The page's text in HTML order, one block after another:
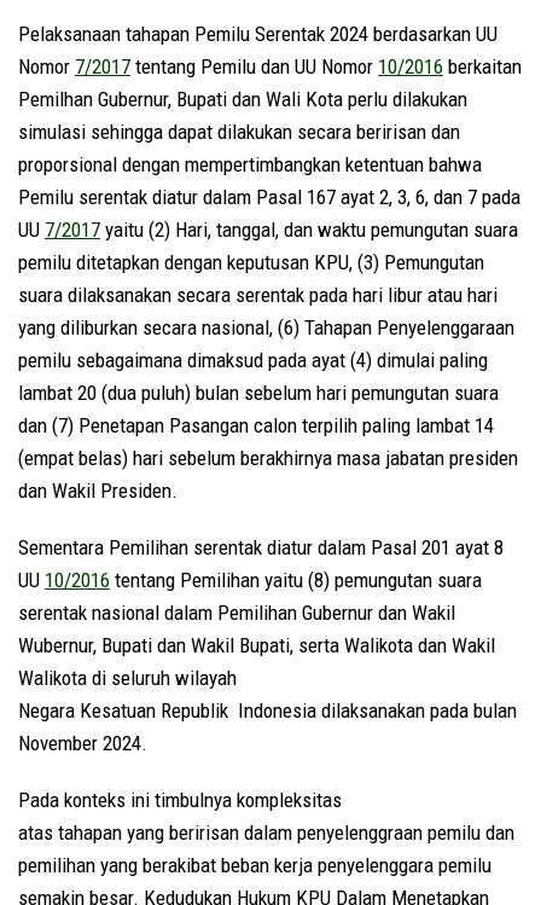
Pelaksanaan tahapan Pemilu Serentak 2024 berdasarkan UU
Nomor 7/2017 tentang Pemilu dan UU Nomor 10/2016 berkaitan
Pemilhan Gubernur, Bupati dan Wali Kota perlu dilakukan
simulasi sehingga dapat dilakukan secara beririsan dan
proporsional dengan mempertimbangkan ketentuan bahwa
Pemilu serentak diatur dalam Pasal 167 ayat 2, 3, 6, dan 7 pada
UU 7/2017 yaitu (2) Hari, tanggal, dan waktu pemungutan suara
pemilu ditetapkan dengan keputusan KPU, (3) Pemungutan
suara dilaksanakan secara serentak pada hari libur atau hari
yang diliburkan secara nasional, (6) Tahapan Penyelenggaraan
pemilu sebagaimana dimaksud pada ayat (4) dimulai paling
lambat 20 (dua puluh) bulan sebelum hari pemungutan suara
dan (7) Penetapan Pasangan calon terpilih paling lambat 14
(empat belas) hari sebelum berakhirnya masa jabatan presiden
dan Wakil Presiden.
Sementara Pemilihan serentak diatur dalam Pasal 201 ayat 8
UU 10/2016 tentang Pemilihan yaitu (8) pemungutan suara
serentak nasional dalam Pemilihan Gubernur dan Wakil
Wubernur, Bupati dan Wakil Bupati, serta Walikota dan Wakil
Walikota di seluruh wilayah
Negara Kesatuan Republik Indonesia dilaksanakan pada bulan
November 2024.
Pada konteks ini timbulnya kompleksitas
atas tahapan yang beririsan dalam penyelenggraan pemilu dan
pemilihan yang berakibat beban kerja penyelenggara pemilu
semakin besar. Kedudukan Hukum KPU Dalam Menetapkan